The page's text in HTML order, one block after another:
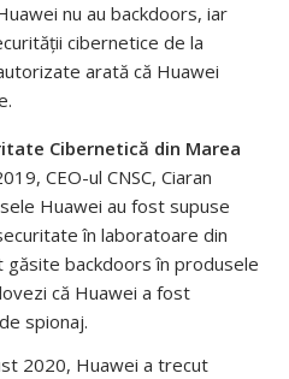
nu au backdoors, iar
cibernetice de la
arată că Huawei
Cibernetică din Marea
CEO-ul CNSC, Ciaran
Huawei au fost supuse
în laboratoare din
găsite backdoors în produsele
că Huawei a fost
spionaj.
2020, Huawei a trecut